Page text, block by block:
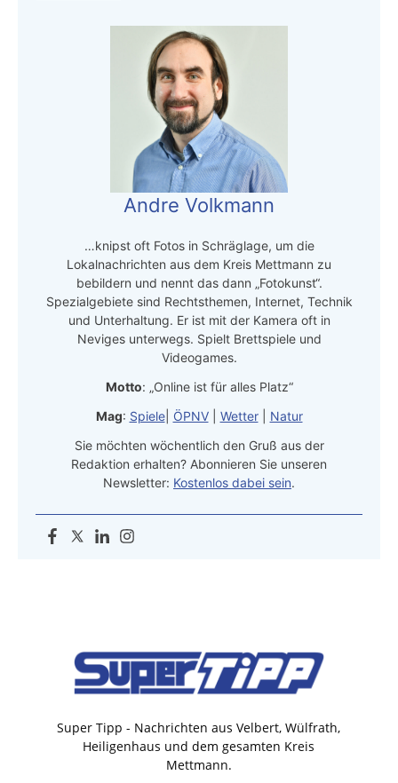
Andre Volkmann
…knipst oft Fotos in Schräglage, um die
Lokalnachrichten aus dem Kreis Mettmann zu
bebildern und nennt das dann „Fotokunst“.
Spezialgebiete sind Rechtsthemen, Internet, Technik
und Unterhaltung. Er ist mit der Kamera oft in
Neviges unterwegs. Spielt Brettspiele und
Videogames.
Motto: „Online ist für alles Platz“
Mag: Spiele| ÖPNV| Wetter| Natur
Sie möchten wöchentlich den Gruß aus der
Redaktion erhalten? Abonnieren Sie unseren
Newsletter: Kostenlos dabei sein.
Super Tipp - Nachrichten aus Velbert, Wülfrath,
Heiligenhaus und dem gesamten Kreis
Mettmann.